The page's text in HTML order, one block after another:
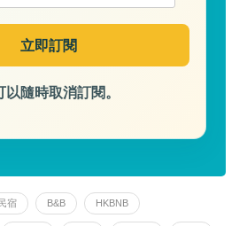
以隨時取消訂閱。
宿 B&B HKBNB